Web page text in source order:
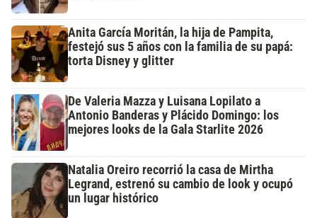
Anita García Moritán, la hija de Pampita,
festejó sus 5 años con la familia de su papá:
torta Disney y glitter
De Valeria Mazza y Luisana Lopilato a
Antonio Banderas y Plácido Domingo: los
mejores looks de la Gala Starlite 2026
Natalia Oreiro recorrió la casa de Mirtha
Legrand, estrenó su cambio de look y ocupó
un lugar histórico